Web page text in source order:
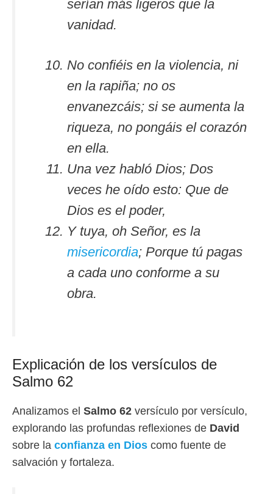
serían más ligeros que la
vanidad.
No confiéis en la violencia, ni
en la rapiña; no os
envanezcáis; si se aumenta la
riqueza, no pongáis el corazón
en ella.
Una vez habló Dios; Dos
veces he oído esto: Que de
Dios es el poder,
Y tuya, oh Señor, es la
misericordia; Porque tú pagas
a cada uno conforme a su
obra.
Explicación de los versículos de
Salmo 62
Analizamos el Salmo 62 versículo por versículo,
explorando las profundas reflexiones de David
sobre la confianza en Dios como fuente de
salvación y fortaleza.